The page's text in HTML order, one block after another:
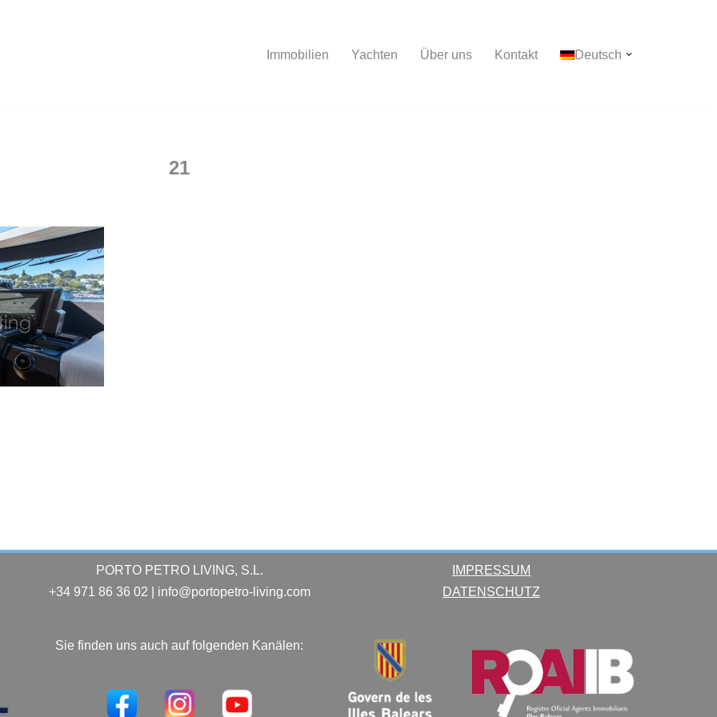
Immobilien Yachten Über uns Kontakt Deutsch
21
PORTO PETRO LIVING, S.L.
+34 971 86 36 02 | info@portopetro-living.com
Sie finden uns auch auf folgenden Kanälen:
IMPRESSUM
DATENSCHUTZ